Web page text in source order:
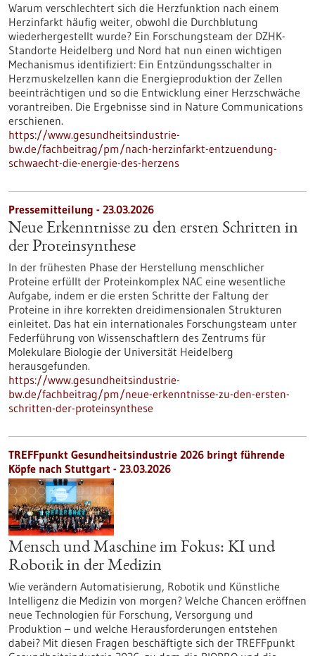
Warum verschlechtert sich die Herzfunktion nach einem
Herzinfarkt häufig weiter, obwohl die Durchblutung
wiederhergestellt wurde? Ein Forschungsteam der DZHK-
Standorte Heidelberg und Nord hat nun einen wichtigen
Mechanismus identifiziert: Ein Entzündungsschalter in
Herzmuskelzellen kann die Energieproduktion der Zellen
beeinträchtigen und so die Entwicklung einer Herzschwäche
vorantreiben. Die Ergebnisse sind in Nature Communications
erschienen.
https://www.gesundheitsindustrie-
bw.de/fachbeitrag/pm/nach-herzinfarkt-entzuendung-
schwaecht-die-energie-des-herzens
Pressemitteilung - 23.03.2026
Neue Erkenntnisse zu den ersten Schritten in
der Proteinsynthese
In der frühesten Phase der Herstellung menschlicher
Proteine erfüllt der Proteinkomplex NAC eine wesentliche
Aufgabe, indem er die ersten Schritte der Faltung der
Proteine in ihre korrekten dreidimensionalen Strukturen
einleitet. Das hat ein internationales Forschungsteam unter
Federführung von Wissenschaftlern des Zentrums für
Molekulare Biologie der Universität Heidelberg
herausgefunden.
https://www.gesundheitsindustrie-
bw.de/fachbeitrag/pm/neue-erkenntnisse-zu-den-ersten-
schritten-der-proteinsynthese
TREFFpunkt Gesundheitsindustrie 2026 bringt führende
Köpfe nach Stuttgart - 23.03.2026
Mensch und Maschine im Fokus: KI und
Robotik in der Medizin
Wie verändern Automatisierung, Robotik und Künstliche
Intelligenz die Medizin von morgen? Welche Chancen eröffnen
neue Technologien für Forschung, Versorgung und
Produktion – und welche Herausforderungen entstehen
dabei? Mit diesen Fragen beschäftigte sich der TREFFpunkt